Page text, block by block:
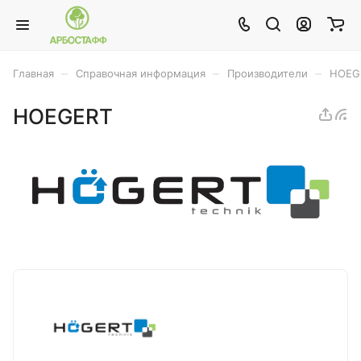
Главная Справочная информация Производители
HOEGERT